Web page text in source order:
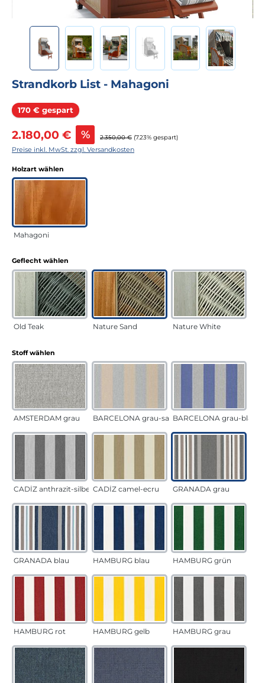
Strandkorb List - Mahagoni
170 € gespart Rabatt
Verkaufspreis:
2.180,00 € % Regulärer Preis:
2.350,00 € (7.23% gespart)
Preise inkl. MwSt. zzgl. Versandkosten
Holzart wählen
Mahagoni
Geflecht wählen
Old Teak Nature Sand Nature White
Stoff wählen
AMSTERDAM grau BARCELONA grau-sandBARCELONA grau-blau
CADÍZ anthrazit-silber CADÍZ camel-ecru GRANADA grau
GRANADA blau HAMBURG blau HAMBURG grün
HAMBURG rot HAMBURG gelb HAMBURG grau